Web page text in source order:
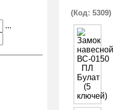
...
(Код:5309)